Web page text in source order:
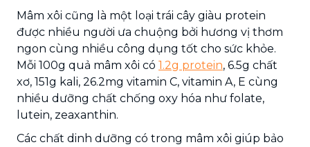
Mâm xôi cũng là một loại trái cây giàu protein
được nhiều người ưa chuộng bởi hương vị thơm
ngon cùng nhiều công dụng tốt cho sức khỏe.
Mỗi 100g quả mâm xôi có 1.2g protein, 6.5g chất
xơ, 151g kali, 26.2mg vitamin C, vitamin A, E cùng
nhiều dưỡng chất chống oxy hóa như folate,
lutein, zeaxanthin.
Các chất dinh dưỡng có trong mâm xôi giúp bảo